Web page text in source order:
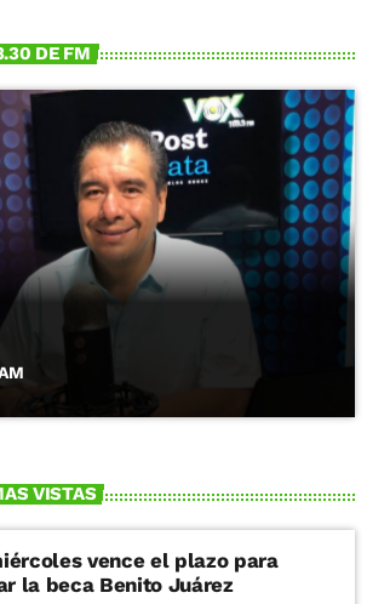
DE FM
VISTAS
vence el plazo para
la beca Benito Juárez